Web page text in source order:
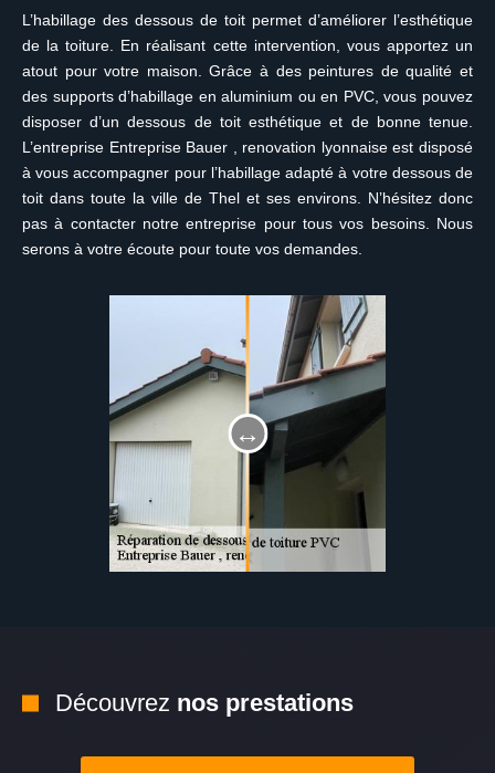
L’habillage des dessous de toit permet d’améliorer l’esthétique
de la toiture. En réalisant cette intervention, vous apportez un
atout pour votre maison. Grâce à des peintures de qualité et
des supports d’habillage en aluminium ou en PVC, vous pouvez
disposer d’un dessous de toit esthétique et de bonne tenue.
L’entreprise Entreprise Bauer , renovation lyonnaise est disposé
à vous accompagner pour l’habillage adapté à votre dessous de
toit dans toute la ville de Thel et ses environs. N’hésitez donc
pas à contacter notre entreprise pour tous vos besoins. Nous
serons à votre écoute pour toute vos demandes.
Découvrez nos prestations